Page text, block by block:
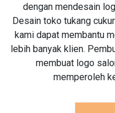
dengan mendesain
Desain toko tukang
kami dapat membantu
lebih banyak klien.
membuat logo
memperoleh